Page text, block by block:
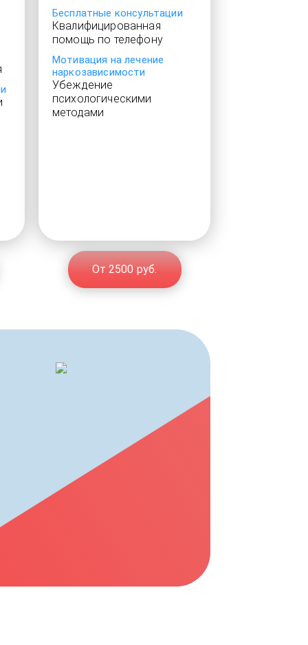
Бесплатные консультации
Квалифицированная
помощь по телефону
Мотивация на лечение
наркозависимости
Убеждение
психологическими
методами
От 2500 руб.